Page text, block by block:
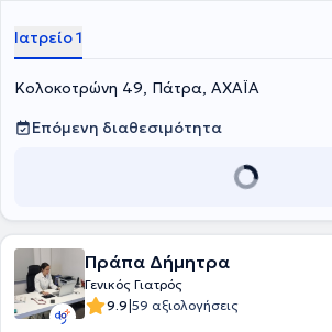
Ιατρείο 1
Κολοκοτρώνη 49, Πάτρα, ΑΧΑΪΑ
Επόμενη διαθεσιμότητα
Πράπα Δήμητρα
Γενικός Γιατρός
9.9|59 αξιολογήσεις